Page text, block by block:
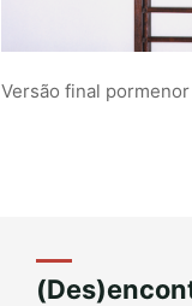
Versão final pormenor